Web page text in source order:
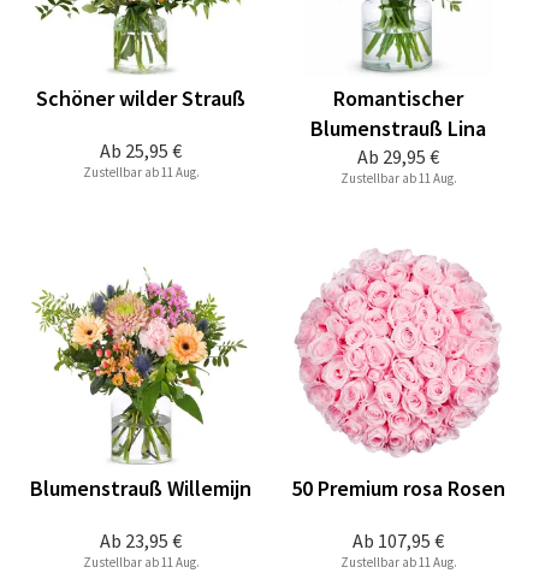
Ab 25,95 €
Schöner wilder Strauß
Zustellbar ab 11 Aug.
Ab 29,95 €
Romantischer
Blumenstrauß Lina
Zustellbar ab 11 Aug.
Ab 23,95 €
Blumenstrauß Willemijn
Zustellbar ab 11 Aug.
Ab 107,95 €
50 Premium rosa Rosen
Zustellbar ab 11 Aug.